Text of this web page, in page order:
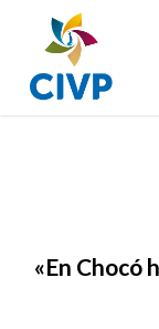
main
content
«En Chocó